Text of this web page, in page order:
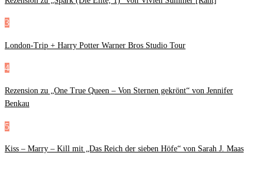
3
London-Trip + Harry Potter Warner Bros Studio Tour
4
Rezension zu „One True Queen – Von Sternen gekrönt“ von Jennifer
Benkau
5
Kiss – Marry – Kill mit „Das Reich der sieben Höfe“ von Sarah J. Maas